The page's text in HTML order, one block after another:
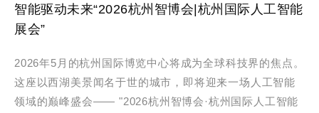
智能驱动未来“2026杭州智博会|杭州国际人工智能
展会”
2026年5月的杭州国际博览中心将成为全球科技界的焦点。
这座以西湖美景闻名于世的城市，即将迎来一场人工智能
领域的巅峰盛会—— "2026杭州智博会·杭州国际人工智能